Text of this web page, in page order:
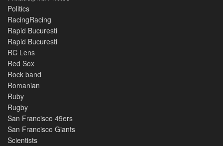
Politics
RacingRacing
Rapid Bucuresti
Rapid Bucuresti
RC Lens
Red Sox
Rock band
Romanian
Ruby
Rugby
San Francisco 49ers
San Francisco Giants
Scientists